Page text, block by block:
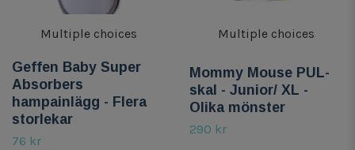
Multiple choices
Geffen Baby Super
Absorbers
hampainlägg - Flera
storlekar
76 kr
Multiple choices
Mommy Mouse PUL-
skal - Junior/ XL -
Olika mönster
290 kr